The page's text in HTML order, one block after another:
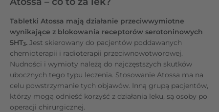
Tabletki Atossa mają działanie przeciwwymiotne
wynikające z blokowania receptorów serotoninowych
5HT3. Jest skierowany do pacjentów poddawanych
chemioterapii i radioterapii przeciwnowotworowej.
Nudności i wymioty należą do najczęstszych skutków
ubocznych tego typu leczenia. Stosowanie Atossa ma na
celu powstrzymanie tych objawów. Inną grupą pacjentów,
którzy mogą odnieść korzyść z działania leku, są osoby po
operacji chirurgicznej.